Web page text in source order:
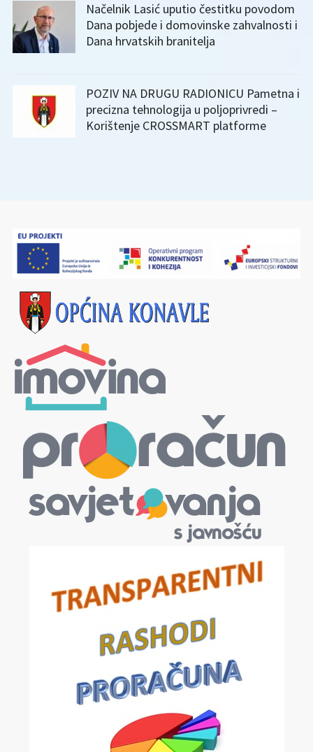
Načelnik Lasić uputio čestitku povodom
Dana pobjede i domovinske zahvalnosti i
Dana hrvatskih branitelja
POZIV NA DRUGU RADIONICU Pametna i
precizna tehnologija u poljoprivredi –
Korištenje CROSSMART platforme